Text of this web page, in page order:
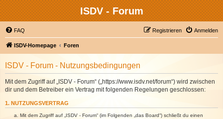
ISDV - Forum
FAQ Anmelden
Registrieren
ISDV-Homepage Foren
ISDV - Forum - Nutzungsbedingungen
Mit dem Zugriff auf „ISDV - Forum“ („https://www.isdv.net/forum“) wird zwischen
dir und dem Betreiber ein Vertrag mit folgenden Regelungen geschlossen:
1. NUTZUNGSVERTRAG
Mit dem Zugriff auf „ISDV - Forum“ (im Folgenden „das Board“) schließt du einen